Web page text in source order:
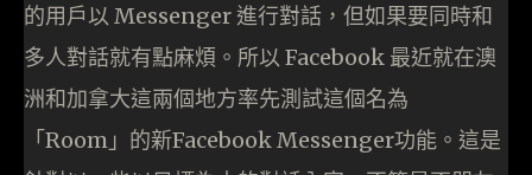
的用戶以 Messenger 進行對話，但如果要同時和
多人對話就有點麻煩。所以 Facebook 最近就在澳
洲和加拿大這兩個地方率先測試這個名為
「Room」的新Facebook Messenger功能。這是